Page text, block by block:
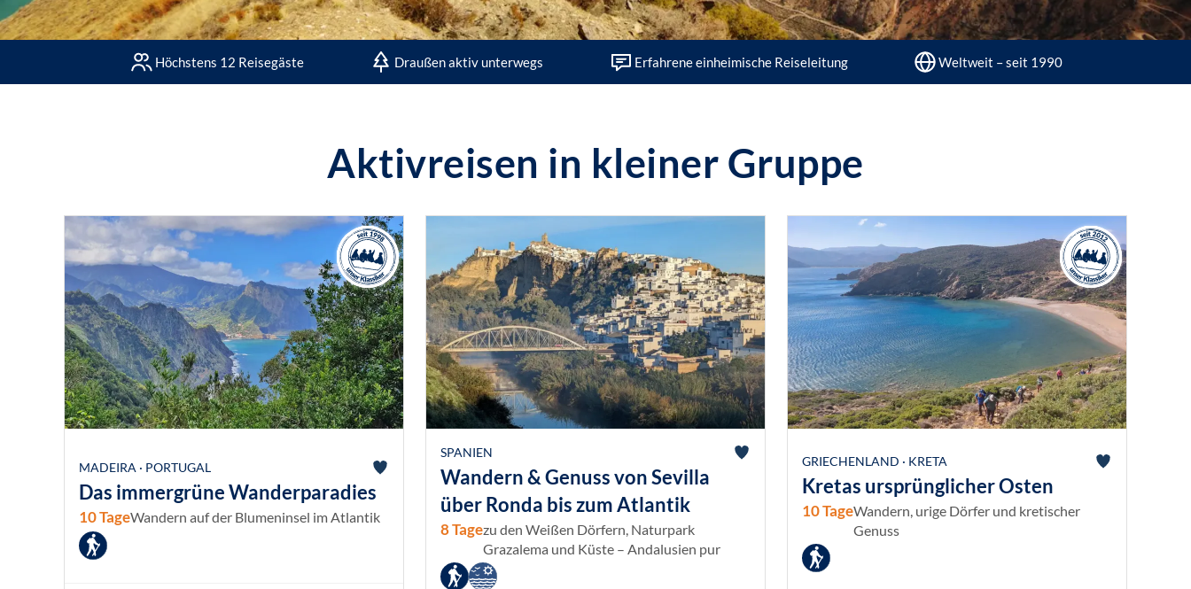
Höchstens 12 Reisegäste Draußen aktiv unterwegs Erfahrene einheimische Reiseleitung Weltweit – seit 1990
Aktivreisen in kleiner Gruppe
MADEIRA · PORTUGAL
Das immergrüne Wanderparadies
10 TageWandern auf der Blumeninsel im Atlantik
SPANIEN
Wandern & Genuss von Sevilla
über Ronda bis zum Atlantik
8 Tagezu den Weißen Dörfern, Naturpark
Grazalema und Küste – Andalusien pur
GRIECHENLAND · KRETA
Kretas ursprünglicher Osten
10 TageWandern, urige Dörfer und kretischer
Genuss